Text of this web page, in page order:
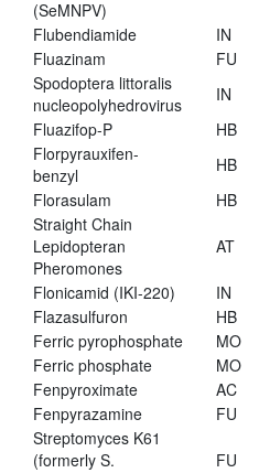
(SeMNPV)
Flubendiamide IN
Fluazinam
FU
Spodoptera littoralis
nucleopolyhedrovirus
IN
Fluazifop-P
HB
Florpyrauxifen-
benzyl
HB
Florasulam
HB
Straight Chain
Lepidopteran
Pheromones
AT
Flonicamid (IKI-220) IN
Flazasulfuron
HB
Ferric pyrophosphate
MO
Ferric phosphate
MO
Fenpyroximate
AC
Fenpyrazamine
FU
Streptomyces K61
(formerly S.
FU